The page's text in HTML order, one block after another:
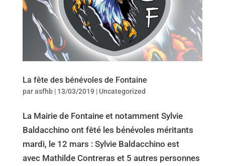
La fête des bénévoles de Fontaine
parasfhb| 13/03/2019 | Uncategorized
La Mairie de Fontaine et notamment Sylvie
Baldacchino ont fêté les bénévoles méritants
mardi, le 12 mars : Sylvie Baldacchino est
avec Mathilde Contreras et 5 autres personnes